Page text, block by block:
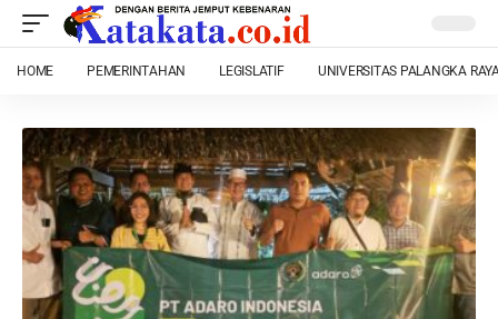
HOME PEMERINTAHAN LEGISLATIF UNIVERSITAS PALANGKA